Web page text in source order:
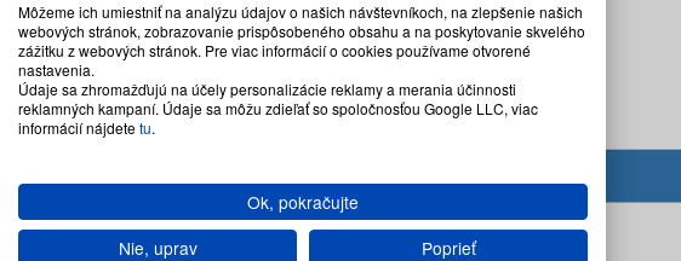
Môžeme ich umiestniť na analýzu údajov o našich návštevníkoch, na zlepšenie našich
webových stránok, zobrazovanie prispôsobeného obsahu a na poskytovanie skvelého
zážitku z webových stránok. Pre viac informácií o cookies používame otvorené
nastavenia.
Údaje sa zhromažďujú na účely personalizácie reklamy a merania účinnosti
reklamných kampaní. Údaje sa môžu zdieľať so spoločnosťou Google LLC, viac
informácií nájdetetu.
Ok, pokračujte
Nie, uprav
Poprieť